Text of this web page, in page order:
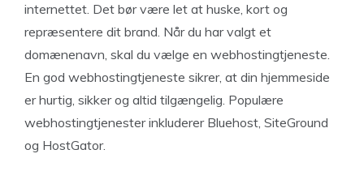
internettet. Det bør være let at huske, kort og
repræsentere dit brand. Når du har valgt et
domænenavn, skal du vælge en webhostingtjeneste.
En god webhostingtjeneste sikrer, at din hjemmeside
er hurtig, sikker og altid tilgængelig. Populære
webhostingtjenester inkluderer Bluehost, SiteGround
og HostGator.